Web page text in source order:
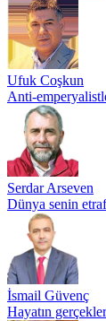
Ufuk Coşkun
Anti-
Serdar Arseven
Dünya senin
İsmail Güvenç
Hayatın